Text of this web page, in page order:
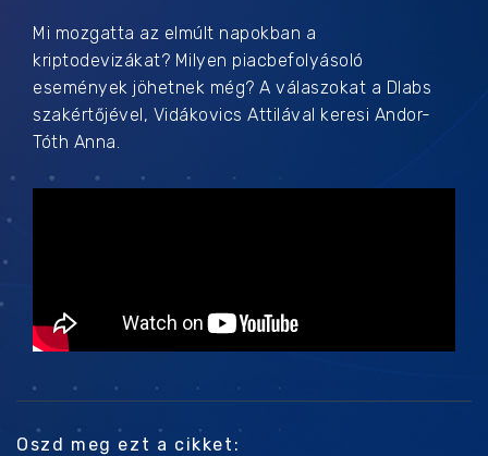
Mi mozgatta az elmúlt napokban a
kriptodevizákat? Milyen piacbefolyásoló
események jöhetnek még? A válaszokat a Dlabs
szakértőjével, Vidákovics Attilával keresi Andor-
Tóth Anna.
Oszd meg ezt a cikket: